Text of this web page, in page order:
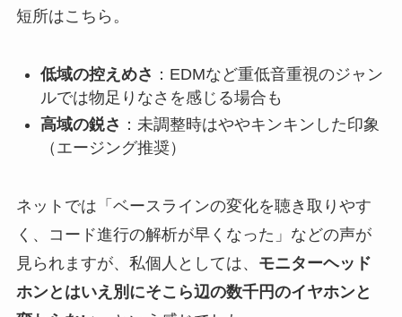
短所はこちら。
低域の控えめさ ：EDMなど重低音重視のジャン
ルでは物足りなさを感じる場合も
高域の鋭さ ：未調整時はややキンキンした印象
（エージング推奨）
ネットでは「ベースラインの変化を聴き取りやす
く、コード進行の解析が早くなった」などの声が
見られますが、私個人としては、 モニターヘッド
ホンとはいえ別にそこら辺の数千円のイヤホンと